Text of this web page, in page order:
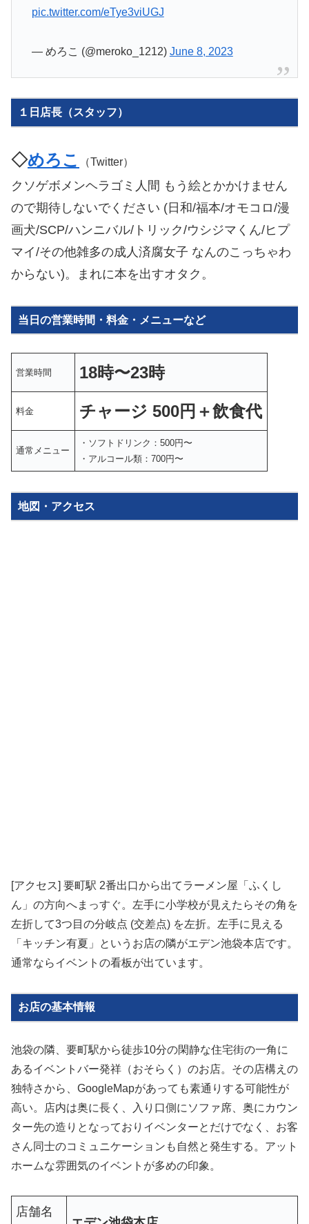
pic.twitter.com/eTye3viUGJ
— めろこ (@meroko_1212) June 8, 2023
１日店長（スタッフ）
◇めろこ （Twitter）
クソゲボメンヘラゴミ人間 もう絵とかかけません
ので期待しないでください (日和/福本/オモコロ/漫
画犬/SCP/ハンニバル/トリック/ウシジマくん/ヒプ
マイ/その他雑多の成人済腐女子 なんのこっちゃわ
からない)。まれに本を出すオタク。
当日の営業時間・料金・メニューなど
営業時間 18時〜23時
料金 チャージ500円＋飲食代
通常メニュー
・ソフトドリンク：500円〜
・アルコール類：700円〜
地図・アクセス
[アクセス] 要町駅 2番出口から出てラーメン屋「ふくし
ん」の方向へまっすぐ。左手に小学校が見えたらその角を
左折して3つ目の分岐点 (交差点) を左折。左手に見える
「キッチン有夏」というお店の隣がエデン池袋本店です。
通常ならイベントの看板が出ています。
お店の基本情報
池袋の隣、要町駅から徒歩10分の閑静な住宅街の一角に
あるイベントバー発祥（おそらく）のお店。その店構えの
独特さから、GoogleMapがあっても素通りする可能性が
高い。店内は奥に長く、入り口側にソファ席、奥にカウン
ター先の造りとなっておりイベンターとだけでなく、お客
さん同士のコミュニケーションも自然と発生する。アット
ホームな雰囲気のイベントが多めの印象。
店舗名